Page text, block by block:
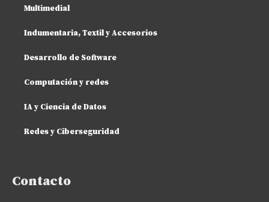
Multimedial
Indumentaria, Textil y Accesorios
Desarrollo de Software
Computación y redes
IA y Ciencia de Datos
Redes y Ciberseguridad
Contacto